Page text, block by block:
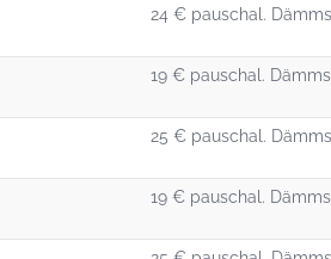
24 € pauschal.
19 € pauschal.
25 € pauschal.
19 € pauschal.